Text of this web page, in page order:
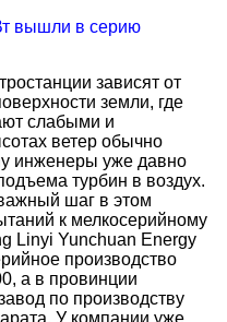
вышли в серию
зависят от
земли, где
слабыми и
ветер обычно
инженеры уже давно
турбин в воздух.
шаг в этом
к мелкосерийному
Linyi Yunchuan Energy
производство
а в провинции
по производству
У компании уже